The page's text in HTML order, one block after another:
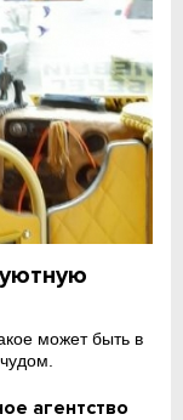
может быть в
агентство